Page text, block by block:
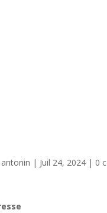
antonin | Juil 24, 2024 | 0